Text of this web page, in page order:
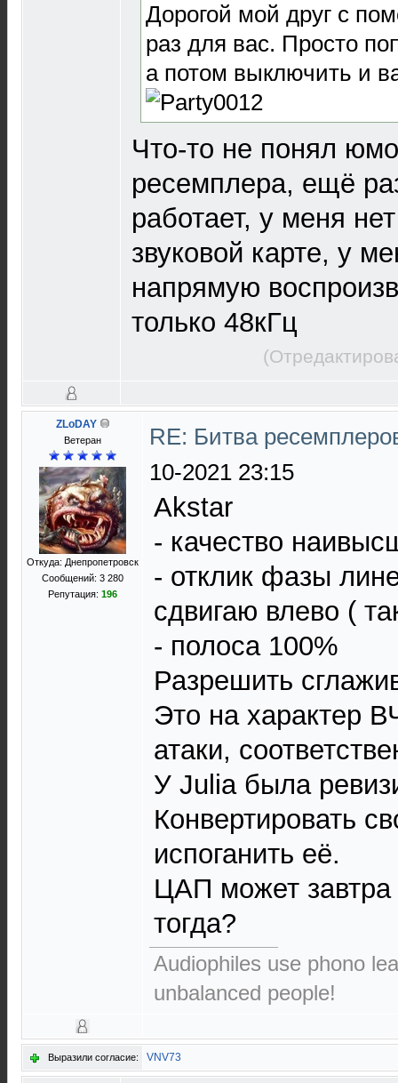
Дорогой мой друг с
раз для вас. Просто
а потом выключить и
Что-то не понял
ресемплера, ещё
работает, у меня
звуковой карте, у
напрямую
только 48кГц
ZLoDAY
Ветеран
Откуда: Днепропетровск
Сообщений: 3 280
Репутация: 196
RE: Битва
10-2021 23:15
Akstar
- качество
- отклик фазы
сдвигаю влево (
- полоса 100%
Разрешить
Это на характер
атаки,
У Julia была
Конвертировать
испоганить её.
ЦАП может завтра
тогда?
Audiophiles use phono
unbalanced people!
Выразили согласие: VNV73